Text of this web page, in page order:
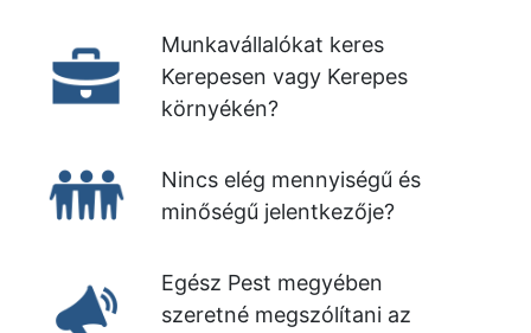
Munkavállalókat keres
Kerepesen vagy Kerepes
környékén?
Nincs elég mennyiségű és
minőségű jelentkezője?
Egész Pest megyében
szeretné megszólítani az